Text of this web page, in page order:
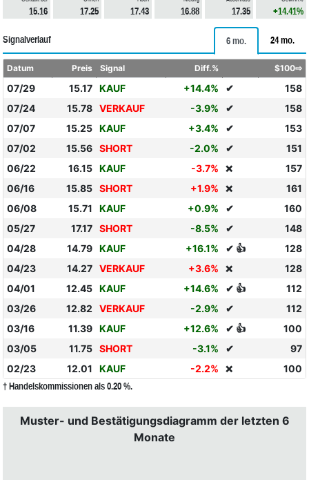
15.16 17.25 17.43 16.88 17.35 +14.41%
Signalverlauf 6 mo. 24 mo.
Datum Preis Signal Diff.% $100⇨
07/29 15.17 KAUF +14.4% ✔
158
07/24
15.78 VERKAUF -3.9% ✔
158
07/07
15.25 KAUF +3.4% ✔
153
07/02
15.56 SHORT -2.0% ✔
151
06/22
16.15 KAUF -3.7% ❌
157
06/16
15.85 SHORT +1.9% ❌
161
06/08
15.71 KAUF +0.9% ✔
160
05/27
17.17 SHORT -8.5% ✔
148
04/28
14.79 KAUF +16.1% ✔ 👍
128
04/23
14.27 VERKAUF +3.6% ❌
128
04/01
12.45 KAUF +14.6% ✔ 👍
112
03/26
12.82 VERKAUF -2.9% ✔
112
03/16
11.39 KAUF +12.6% ✔ 👍
100
03/05
11.75 SHORT -3.1% ✔
97
02/23
12.01 KAUF -2.2% ❌ 100
† Handelskommissionen als 0.20 %.
Muster- und Bestätigungsdiagramm der letzten 6
Monate